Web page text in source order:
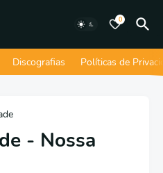
0
Discografias Políticas de
- Nossa